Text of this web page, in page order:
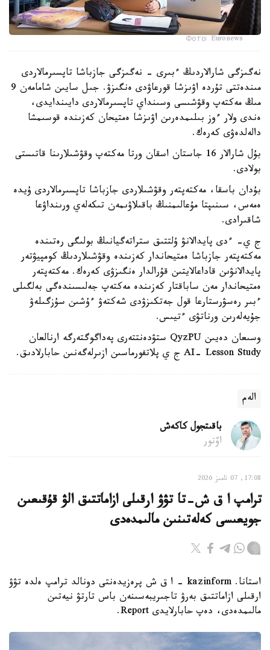
Фото: Euronews
نەگىزگى شارالاردىڭ ءبىرى - نەگىزگى جازباشا تاپسىرمالاردى
مىندەتتى تۇردە اۋىزشا قورعاۋدى ەنگىزۋ. جىل سايىن شامامەن 9
مىڭ مەكتەپ وقۋشىسى وسىنداي تاپسىرمالاردى دايىندايدى،
ەندى ولار ءوز بىلىمدەرىن اۋىزشا ەمتيحان كەزىندە قوسىمشا
دالەلدەۋى كەرەك.
بۇل شارالار 16 جاستان اسقان ورتا مەكتەپ وقۋشىلارىنا قاتىستى
بولادى.
بۇدان باسقا، مەكتەپتەر وقۋشىلاردى جازباشا تاپسىرمالاردى ۇيدە
ەمەس، سىنىپتا مۇعالىمنىڭ باقىلاۋىمەن تىكەلەي ورىنداۋعا
شاقىرادى.
ج ي- ءدى پايدالانۋ ۇلتتىق ستراتەگيانىڭ بولىگى رەتىندە
مەكتەپتەر جازباشا ەمتيحاندار كەزىندە وقۋشىلاردىڭ كومپيۋتەر
پايدالانۋىن قاداعالايتىن قۇرالدار ەنگىزۋى كەرەك. مەكتەپتەر
ەمتيحاندار مەن ساباقتار كەزىندە مەكتەپ جەلىسىندەگى بەلگىلى
ءبىر رەسۋرستارعا قول جەتكىزۋدى شەكتەۋ ءۇشىن سۇزگىلەۋ
جۇيەلەرىن ورناتۋى ءتيىس.
وسىعان دەيىن QyzPU ستۋدەنتتەرى پەداگوگتەرگە ارنالعان
AI- Lesson Study ج ي پلاتفورماسىن ازىرلەگەنىن حابارلادىق.
الەم
باقىتجول كاكەش
اۆتور
17:08, 07 تامىز 2026
ترامپ ا ق ش-تا تۋۋ ارقىلى ازاماتتىق الۋ قۇقىعىن
جويعىسى كەلەتىنىن مالىمدەدى
استانا. kazinform - ا ق ش پرەزيدەنتى دونالد ترامپ ەلدە تۋۋ
ارقىلى ازاماتتىق بەرۋ تاجىريبەسىنەن باس تارتۋ نيەتىن
مالىمدەدى، دەپ حابارلايدى Report.